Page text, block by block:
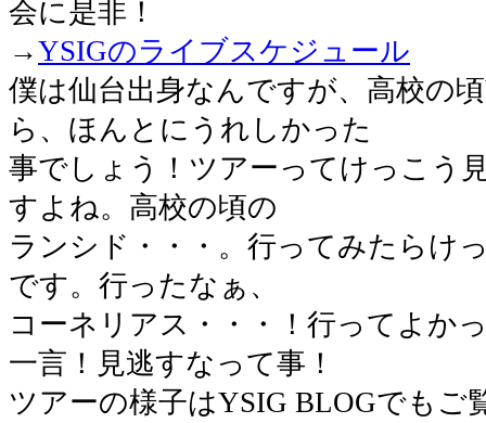
会に是非！
→YSIGのライブスケジュール
僕は仙台出身なんですが、高校の
ら、ほんとにうれしかった
事でしょう！ツアーってけっこう
すよね。高校の頃の
ランシド・・・。行ってみたらけ
です。行ったなぁ、
コーネリアス・・・！行ってよか
一言！見逃すなって事！
ツアーの様子はYSIG BLOGでもご